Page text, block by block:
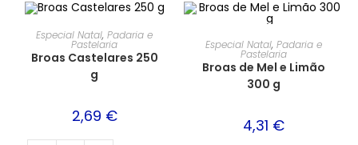
Especial Natal,Padaria e
Pastelaria
Broas Castelares 250
g
2,69 €
Especial Natal, Padaria e
Pastelaria
Broas de Mel e Limão
300 g
4,31 €